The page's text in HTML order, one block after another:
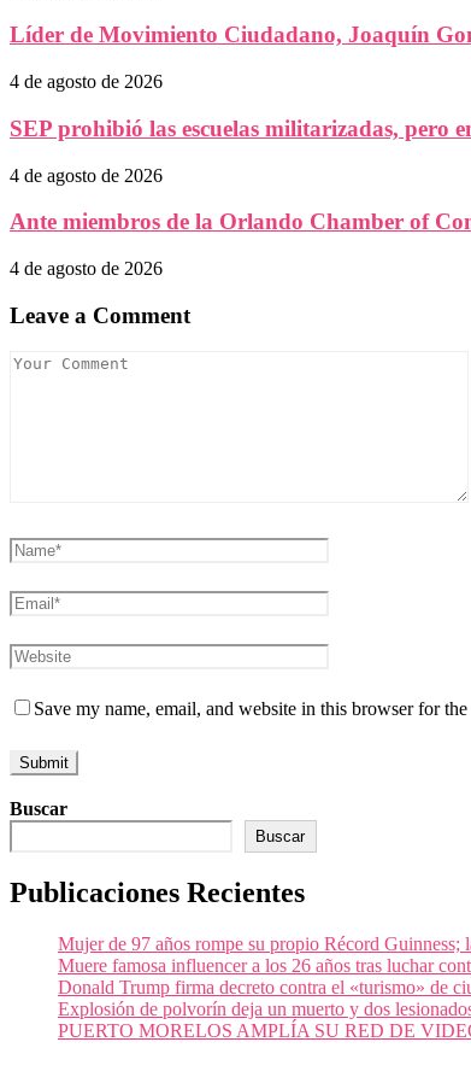
Líder de Movimiento Ciudadano, Joaquín
4 de agosto de 2026
SEP prohibió las escuelas militarizadas, pero
4 de agosto de 2026
Ante miembros de la Orlando Chamber of
4 de agosto de 2026
Leave a Comment
Save my name, email, and website in this browser for
Buscar
Buscar
Publicaciones Recientes
Mujer de 97 años rompe su propio Récord Guinness;
Muere famosa influencer a los 26 años tras luchar
Donald Trump firma decreto contra el «turismo» de
Explosión de polvorín deja un muerto y dos
PUERTO MORELOS AMPLÍA SU RED DE